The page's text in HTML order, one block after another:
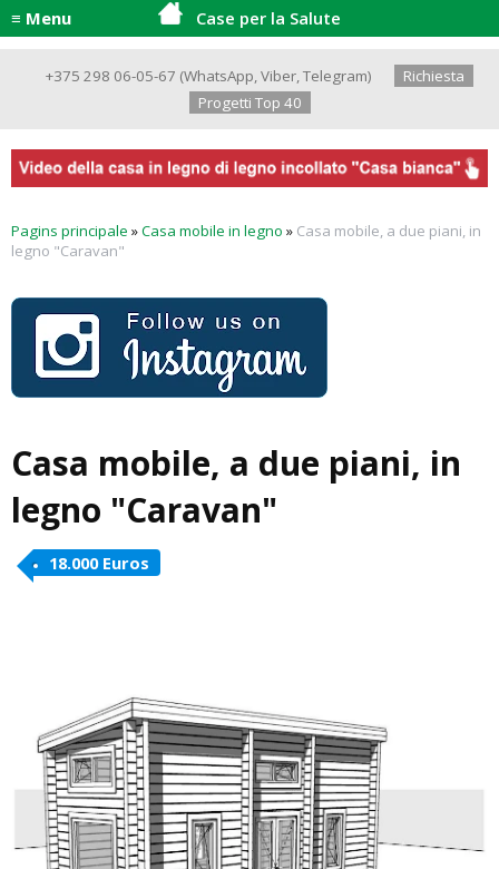
≡ Menu Case per la Salute
+375 298 06-05-67 (WhatsApp,Viber,Telegram)
Richiesta
Progetti Top 40
Pagins principale »Casa mobile in legno » Casa mobile, a due piani, in
legno "Caravan"
Casa mobile, a due piani, in
legno "Caravan"
18.000 Euros